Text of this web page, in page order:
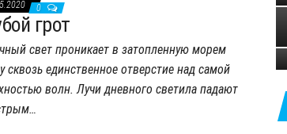
0
грот
свет проникает в затопленную морем
сквозь единственное отверстие над самой
волн. Лучи дневного светила падают